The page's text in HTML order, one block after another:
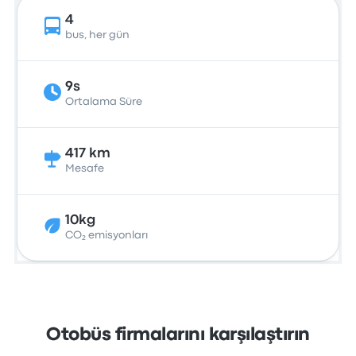
4
bus, her gün
9s
Ortalama Süre
417 km
Mesafe
10kg
CO₂ emisyonları
Otobüs firmalarını karşılaştırın